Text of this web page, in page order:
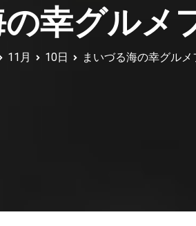
幸グルメ
11月 10日 まいづる海の幸グルメ